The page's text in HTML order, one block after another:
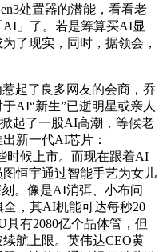
处置器的潜能，看看老
」了。若是筹算买AI显
了现实，同时，据领会，
起了良多网友的会商，乔
AI“新生”已逝明星或亲人
起了一股AI高潮，等候老
新一代AI芯片：
时候上市。而现在跟着AI
恒宇通过智能手艺为女儿
。像是AI消弭、小布问
，其AI机能可达每秒20
具有2080亿个晶体管，但
航上限。英伟达CEO黄